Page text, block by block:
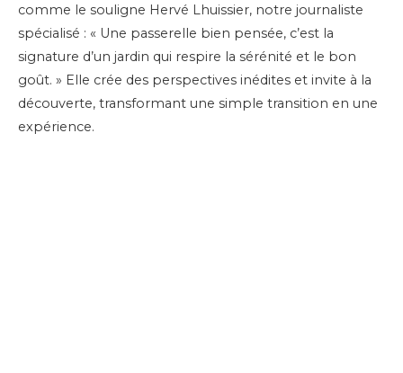
comme le souligne Hervé Lhuissier, notre journaliste
spécialisé : « Une passerelle bien pensée, c’est la
signature d’un jardin qui respire la sérénité et le bon
goût. » Elle crée des perspectives inédites et invite à la
découverte, transformant une simple transition en une
expérience.